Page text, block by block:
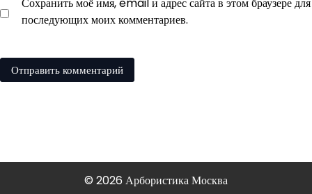
последующих моих комментариев.
© 2026 Арбористика Москва